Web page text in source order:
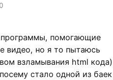
помогающие
видео, но я то пытаюсь
взламывания html кода)
стало одной из баек